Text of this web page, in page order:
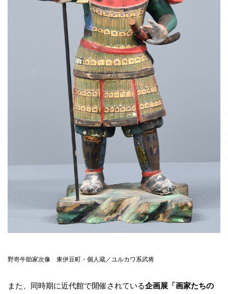
野嵜牛助家次像 東伊豆町・個人蔵／ユルカワ系武将
また、同時期に近代館で開催されている企画展「画家たちの